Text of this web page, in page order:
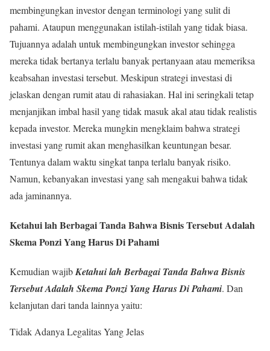
membingungkan investor dengan terminologi yang sulit di
pahami. Ataupun menggunakan istilah-istilah yang tidak biasa.
Tujuannya adalah untuk membingungkan investor sehingga
mereka tidak bertanya terlalu banyak pertanyaan atau memeriksa
keabsahan investasi tersebut. Meskipun strategi investasi di
jelaskan dengan rumit atau di rahasiakan. Hal ini seringkali tetap
menjanjikan imbal hasil yang tidak masuk akal atau tidak realistis
kepada investor. Mereka mungkin mengklaim bahwa strategi
investasi yang rumit akan menghasilkan keuntungan besar.
Tentunya dalam waktu singkat tanpa terlalu banyak risiko.
Namun, kebanyakan investasi yang sah mengakui bahwa tidak
ada jaminannya.
Ketahui lah Berbagai Tanda Bahwa Bisnis Tersebut Adalah
Skema Ponzi Yang Harus Di Pahami
Kemudian wajibKetahui lah Berbagai Tanda Bahwa Bisnis
Tersebut Adalah Skema Ponzi Yang Harus Di Pahami. Dan
kelanjutan dari tanda lainnya yaitu:
Tidak Adanya Legalitas Yang Jelas